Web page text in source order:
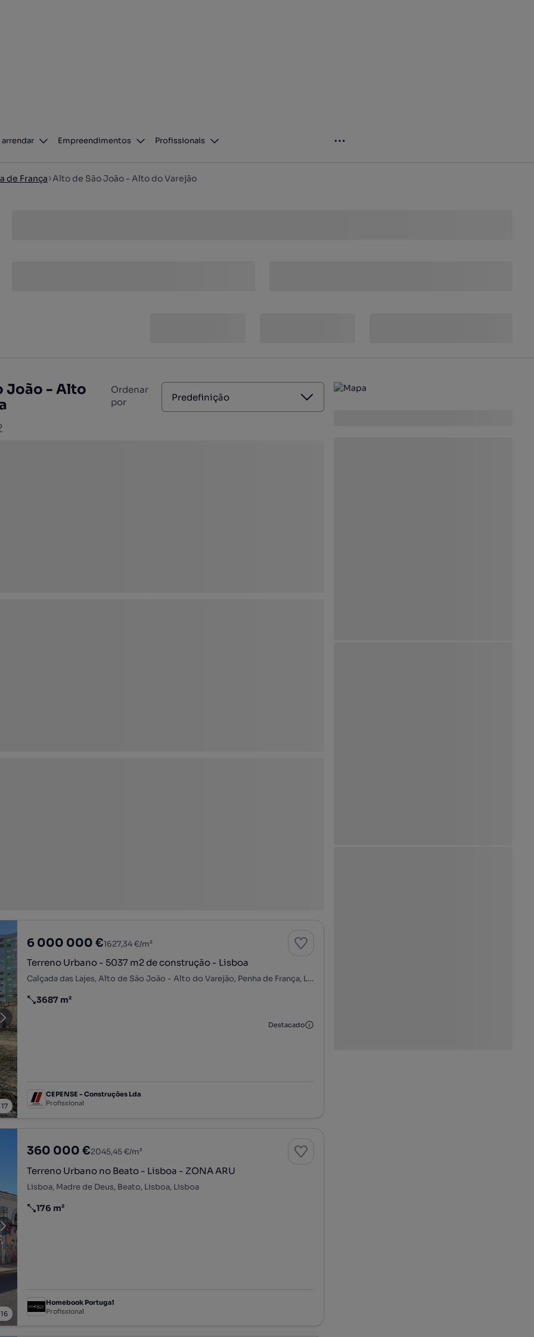
arrendar Empreendimentos Profissionais
de França Alto de São João - Alto do Varejão
João - Alto
Ordenar
por
Predefinição
17
6 000 000 €1627,34 €/m²
Terreno Urbano - 5037 m2 de construção - Lisboa
Calçada das Lajes, Alto de São João - Alto do Varejão, Penha de França, Lisboa, Lisboa
Preço por metro quadrado
3687 m²
Destacado
CEPENSE - Construções Lda
Profissional
16
360 000 €2045,45 €/m²
Terreno Urbano no Beato - Lisboa - ZONA ARU
Lisboa, Madre de Deus, Beato, Lisboa, Lisboa
Preço por metro quadrado
176 m²
Homebook Portugal
Profissional